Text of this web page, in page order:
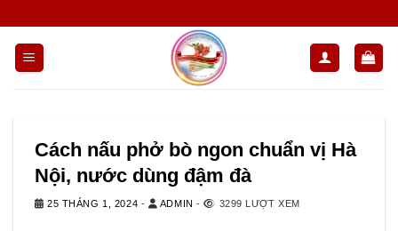
dung
Cách nấu phở bò ngon chuẩn vị Hà
Nội, nước dùng đậm đà
25 THÁNG 1, 2024 - ADMIN - 3299 LƯỢT XEM